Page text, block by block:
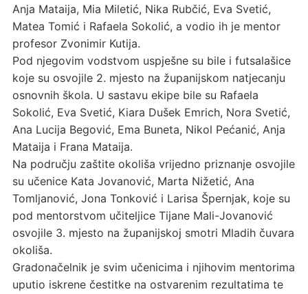
Anja Mataija, Mia Miletić, Nika Rubčić, Eva Svetić,
Matea Tomić i Rafaela Sokolić, a vodio ih je mentor
profesor Zvonimir Kutija.
Pod njegovim vodstvom uspješne su bile i futsalašice
koje su osvojile 2. mjesto na županijskom natjecanju
osnovnih škola. U sastavu ekipe bile su Rafaela
Sokolić, Eva Svetić, Kiara Dušek Emrich, Nora Svetić,
Ana Lucija Begović, Ema Buneta, Nikol Pećanić, Anja
Mataija i Frana Mataija.
Na području zaštite okoliša vrijedno priznanje osvojile
su učenice Kata Jovanović, Marta Nižetić, Ana
Tomljanović, Jona Tonković i Larisa Špernjak, koje su
pod mentorstvom učiteljice Tijane Mali-Jovanović
osvojile 3. mjesto na županijskoj smotri Mladih čuvara
okoliša.
Gradonačelnik je svim učenicima i njihovim mentorima
uputio iskrene čestitke na ostvarenim rezultatima te